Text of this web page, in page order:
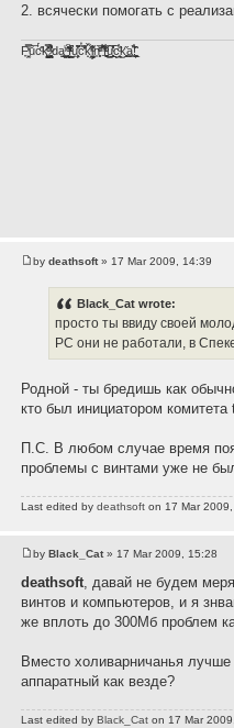
2. всячески помогать с
F̞͖̭̿̔ͯu̐̅cͬ̑ͩk̨̤̳͇̮̭̪̠̽̿̓̆ͭͩ ̷̩̰͎̩͓̘̾̀ͬ̊ͭ͛ͅda̝̺͙̬͎̝̾͟ ̰̜̝̯͉̯̖̓̎́ͨ̽ͫ͟f̟͇̭̀ͬͨͭ̐̚u̹̼̹̗̞͑̔͂͐̚cͭ̅̊̆̒̆ǩ̝̩̯́ͥ̔̍̑ḭ͓͍̳̬ͦ̽͂n͍͎͈̈̅ͩͬ ̊ͫ̂̾̑̈́f̲͚͉͓͗̋́ͧͦ̅ȗ͇̲̻͈̲̅̎͗͒ͭ͡c̬̟̠̹̯̈́ͩ͘ͅk̫̠̻̋͜a̲͒̾̇!͙͕̺͉̗̩̲̂̏̄̀
bydeathsoft» 17 Mar 2009, 14:39
Black_Cat wrote:
просто ты ввиду своей
РС они не работали, в
Родной - ты бредишь как
кто был инициатором
П.С. В любом случае время
проблемы с винтами уже не
Last edited bydeathsoft on 17 Mar
byBlack_Cat» 17 Mar 2009, 15:28
deathsoft, давай не будем
винтов и компьютеров, и я
же вплоть до 300Мб проблем
Вместо холиварничанья
аппаратный как везде?
Last edited byBlack_Cat on 17 Mar